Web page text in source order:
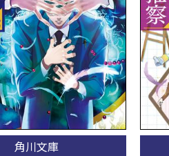
角川文庫